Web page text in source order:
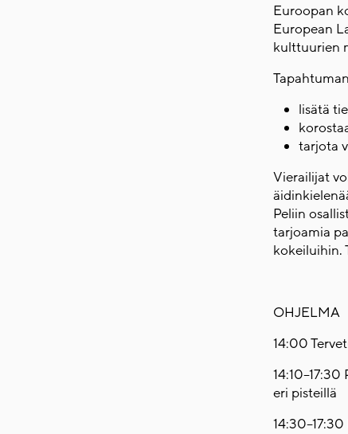
Euroopan
European
kulttuurien
lisätä
tarjota
Vierailijat
Peliin
tarjoamia
kokeiluihin.
OHJELMA
14:00
eri pisteillä